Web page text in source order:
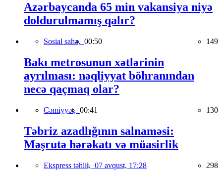
Azərbaycanda 65 min vakansiya niyə
doldurulmamış qalır?
Sosial sahə, 00:50 149
Bakı metrosunun xətlərinin
ayrılması: nəqliyyat böhranından
necə qaçmaq olar?
Cəmiyyət, 00:41 130
Təbriz azadlığının salnaməsi:
Məşrutə hərəkatı və müasirlik
Ekspress təhlil, 07 avqust, 17:28 298